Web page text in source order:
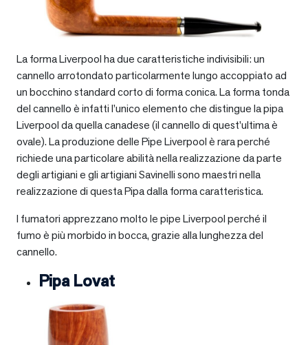
La forma Liverpool ha due caratteristiche indivisibili: un
cannello arrotondato particolarmente lungo accoppiato ad
un bocchino standard corto di forma conica. La forma tonda
del cannello è infatti l’unico elemento che distingue la pipa
Liverpool da quella canadese (il cannello di quest’ultima è
ovale). La produzione delle Pipe Liverpool è rara perché
richiede una particolare abilità nella realizzazione da parte
degli artigiani e gli artigiani Savinelli sono maestri nella
realizzazione di questa Pipa dalla forma caratteristica.
I fumatori apprezzano molto le pipe Liverpool perché il
fumo è più morbido in bocca, grazie alla lunghezza del
cannello.
Pipa Lovat